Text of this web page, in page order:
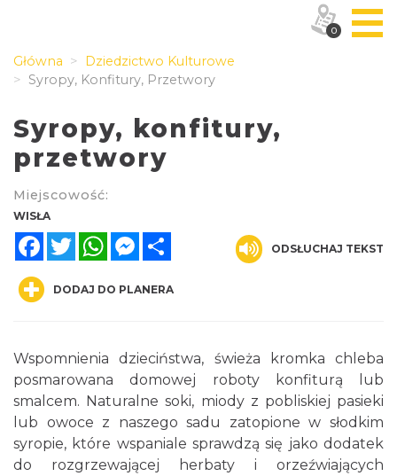
Główna
Dziedzictwo Kulturowe
Syropy, Konfitury, Przetwory
Syropy, konfitury,
przetwory
Miejscowość:
WISŁA
FacebookTwitterWhatsAppMessenger
ODSŁUCHAJ TEKST
DODAJ DO PLANERA
Wspomnienia dzieciństwa, świeża kromka chleba
posmarowana domowej roboty konfiturą lub
smalcem. Naturalne soki, miody z pobliskiej pasieki
lub owoce z naszego sadu zatopione w słodkim
syropie, które wspaniale sprawdzą się jako dodatek
do rozgrzewającej herbaty i orzeźwiających
0